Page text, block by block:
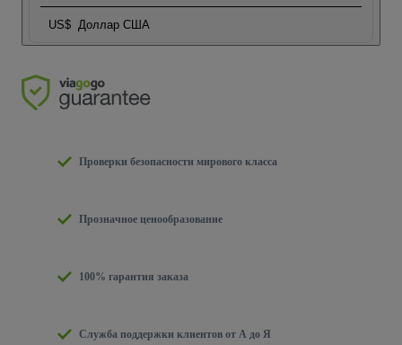
US$ Доллар США
Проверки безопасности мирового класса
Прозначное ценообразование
100% гарантия заказа
Служба поддержки клиентов от А до Я